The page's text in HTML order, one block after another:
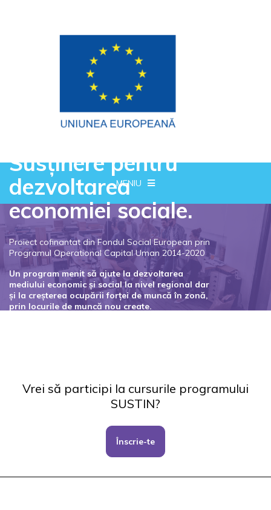
MENIU
Susținere pentru
dezvoltarea
economiei sociale.
Proiect cofinantat din Fondul Social European prin
Programul Operational Capital Uman 2014-2020
Un program menit să ajute la dezvoltarea
mediului economic și social la nivel regional dar
și la creșterea ocupării forței de muncă în zonă,
prin locurile de muncă nou create.
Vrei să participi la cursurile programului
SUSTIN?
Înscrie-te